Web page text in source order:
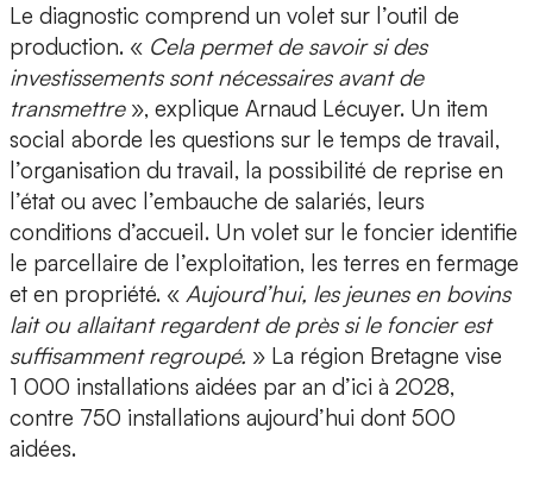
Le diagnostic comprend un volet sur l’outil de
production. « Cela permet de savoir si des
investissements sont nécessaires avant de
transmettre», explique Arnaud Lécuyer. Un item
social aborde les questions sur le temps de travail,
l’organisation du travail, la possibilité de reprise en
l’état ou avec l’embauche de salariés, leurs
conditions d’accueil. Un volet sur le foncier identifie
le parcellaire de l’exploitation, les terres en fermage
et en propriété. « Aujourd’hui, les jeunes en bovins
lait ou allaitant regardent de près si le foncier est
suffisamment regroupé. » La région Bretagne vise
1 000 installations aidées par an d’ici à 2028,
contre 750 installations aujourd’hui dont 500
aidées.